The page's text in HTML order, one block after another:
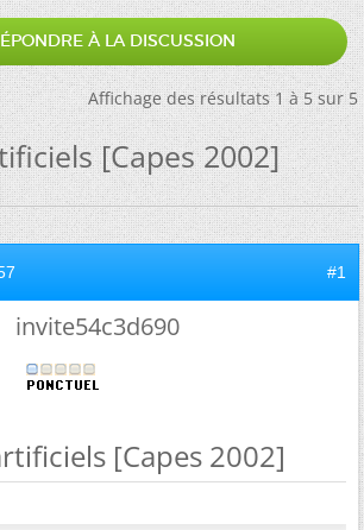
À LA DISCUSSION
Affichage des résultats 1 à 5 sur 5
[Capes 2002]
#1
invite54c3d690
[Capes 2002]